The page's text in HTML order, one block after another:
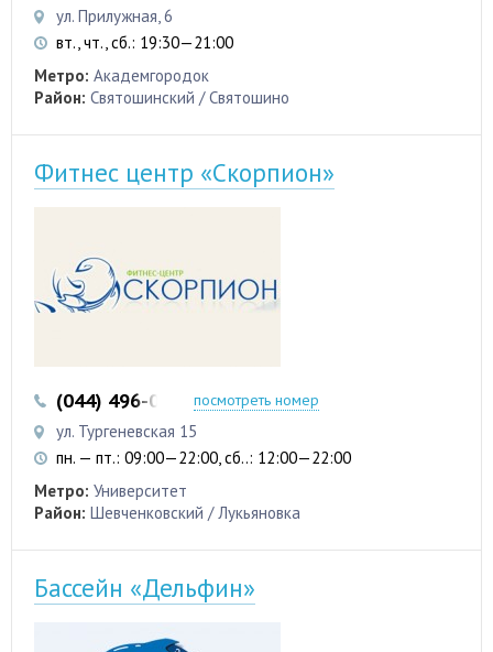
ул. Прилужная, 6
вт., чт., сб.: 19:30—21:00
Метро: Академгородок
Район: Святошинский / Святошино
Фитнес центр «Скорпион»
(044) 496-03-51 (044) 496-03-52
посмотреть номер
ул. Тургеневская 15
пн. — пт.: 09:00—22:00, сб..: 12:00—22:00
Метро: Университет
Район: Шевченковский / Лукьяновка
Бассейн «Дельфин»